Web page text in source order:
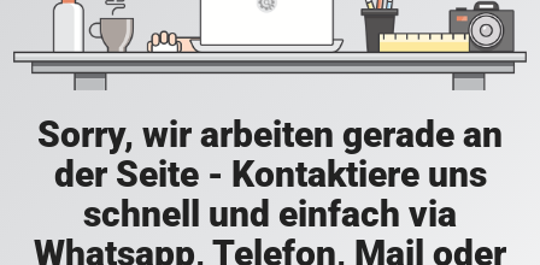
Sorry, wir arbeiten gerade an
der Seite - Kontaktiere uns
schnell und einfach via
Whatsapp, Telefon, Mail oder